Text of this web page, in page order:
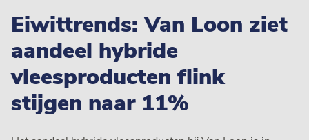
Eiwittrends: Van Loon ziet
aandeel hybride
vleesproducten flink
stijgen naar 11%